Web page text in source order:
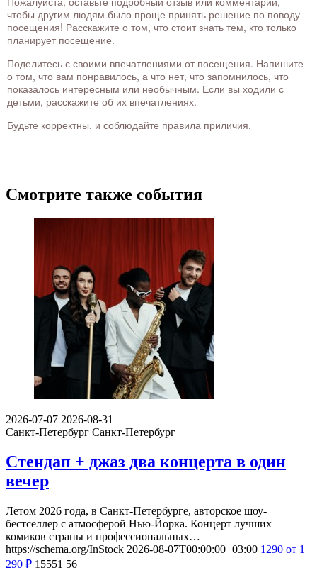
чтобы другим людям было проще принять решение по поводу
посещения! Расскажите о том, что стоит знать тем, кто только
планирует посещение.
Поделитесь с своими впечатлениями от посещения. Напишите
о том, что вам понравилось, а что нет, что запомнилось, что
показалось интересным или необычным. Если вы ходили с
детьми, расскажите об их впечатлениях.
Будьте корректны, и соблюдайте правила приличия.
Смотрите также события
2026-07-07 2026-08-31
Санкт-Петербург Санкт-Петербург
Стендап + джаз два концерта в один
вечер
Летом 2026 года, в Санкт-Петербурге, авторское шоу-
бестселлер с атмосферой Нью-Йорка. Концерт лучших
комиков страны и профессиональных…
https://schema.org/InStock 2026-08-07T00:00:00+03:00 1290 от 1
290 ₽ 15551 56